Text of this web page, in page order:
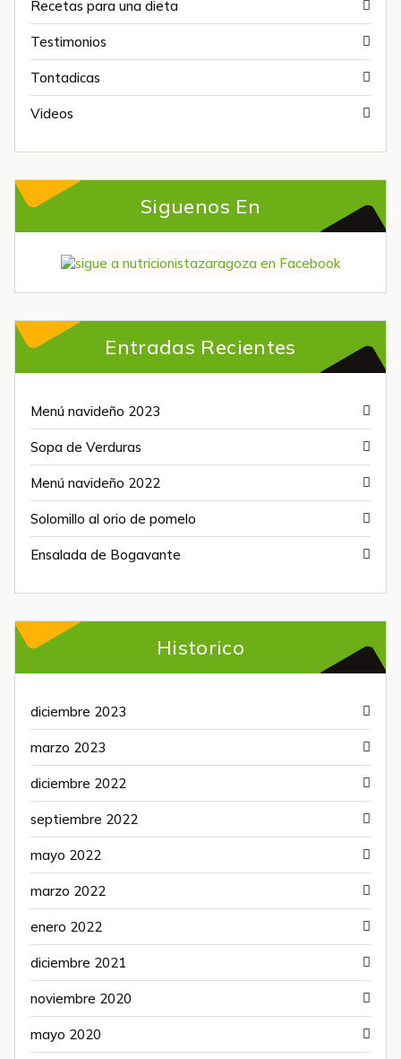
Recetas para una dieta
Testimonios
Tontadicas
Videos
Siguenos En
Entradas Recientes
Menú navideño 2023
Sopa de Verduras
Menú navideño 2022
Solomillo al orio de pomelo
Ensalada de Bogavante
Historico
diciembre 2023
marzo 2023
diciembre 2022
septiembre 2022
mayo 2022
marzo 2022
enero 2022
diciembre 2021
noviembre 2020
mayo 2020